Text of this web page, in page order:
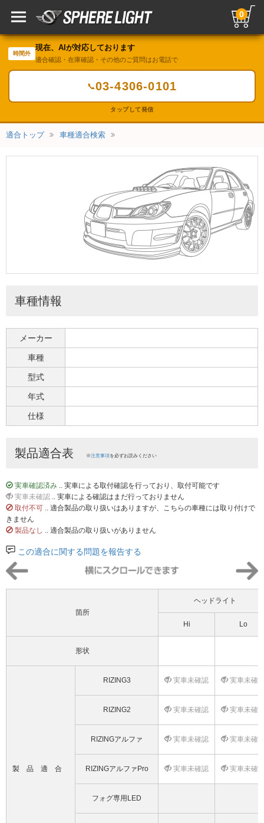
0
時間外
現在、AIが対応しております
適合確認・在庫確認・その他のご質問はお電話で
📞03-4306-0101
タップして発信
適合トップ 車種適合検索
車種情報
メーカー
車種
型式
年式
仕様
製品適合表 ※注意事項を必ずお読みください
実車確認済み .. 実車による取付確認を行っており、取付可能です
実車未確認 .. 実車による確認はまだ行っておりません
取付不可 .. 適合製品の取り扱いはありますが、こちらの車種には取り付けで
きません
製品なし .. 適合製品の取り扱いがありません
この適合に関する問題を報告する
箇所
ヘッドライト
Hi Lo
形状
製品適合
RIZING3 実車未確認 実車未確
RIZING2 実車未確認 実車未確
RIZINGアルファ 実車未確認 実車未確
RIZINGアルファPro 実車未確認 実車未確
フォグ専用LED